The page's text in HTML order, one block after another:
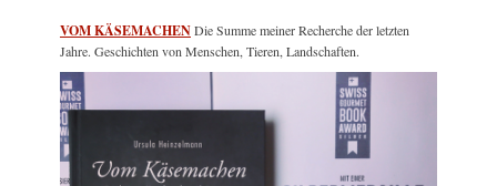
VOM KÄSEMACHENDie Summe meiner Recherche der letzten
Jahre. Geschichten von Menschen, Tieren, Landschaften.